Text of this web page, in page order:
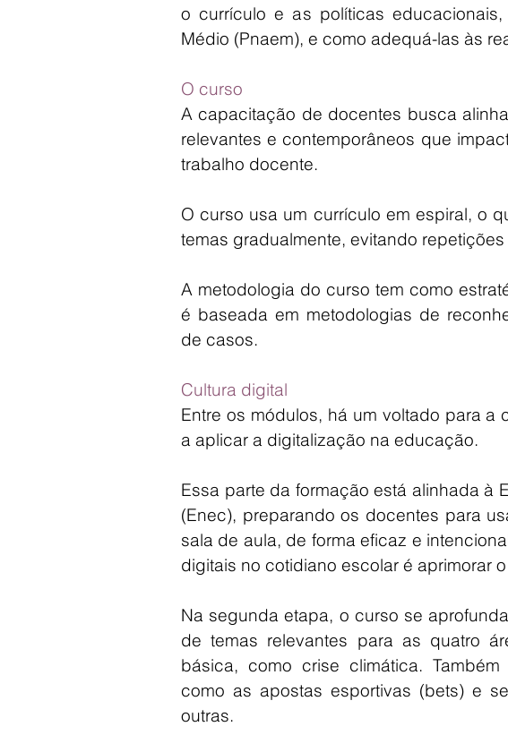
o currículo e as políticas
Médio (Pnaem), e como adequá-las às
O curso
A capacitação de docentes busca
relevantes e contemporâneos que
trabalho docente.
O curso usa um currículo em espiral, o
temas gradualmente, evitando
A metodologia do curso tem como
é baseada em metodologias de
de casos.
Cultura digital
Entre os módulos, há um voltado para
a aplicar a digitalização na educação.
Essa parte da formação está alinhada à
(Enec), preparando os docentes para
sala de aula, de forma eficaz e
digitais no cotidiano escolar é aprimorar
Na segunda etapa, o curso se
de temas relevantes para as quatro
básica, como crise climática.
como as apostas esportivas (bets) e
outras.